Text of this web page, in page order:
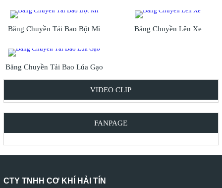
Băng Chuyền Tải Bao Bột Mì Băng Chuyền Lên Xe
Băng Chuyền Tải Bao Lúa Gạo
VIDEO CLIP
FANPAGE
CTY TNHH CƠ KHÍ HẢI TÍN